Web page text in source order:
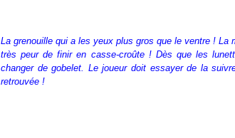
La grenouille qui a les yeux plus gros que le ventre !
très peur de finir en casse-croûte ! Dès que les
changer de gobelet. Le joueur doit essayer de la
retrouvée !